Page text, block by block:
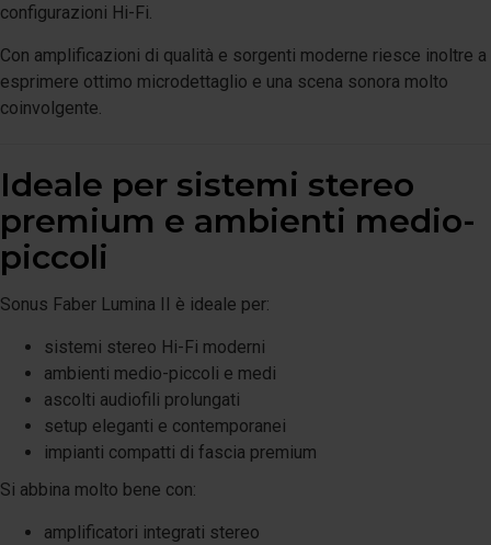
configurazioni Hi-Fi.
Con amplificazioni di qualità e sorgenti moderne riesce inoltre a
esprimere ottimo microdettaglio e una scena sonora molto
coinvolgente.
Ideale per sistemi stereo
premium e ambienti medio-
piccoli
Sonus Faber Lumina II è ideale per:
sistemi stereo Hi-Fi moderni
ambienti medio-piccoli e medi
ascolti audiofili prolungati
setup eleganti e contemporanei
impianti compatti di fascia premium
Si abbina molto bene con:
amplificatori integrati stereo